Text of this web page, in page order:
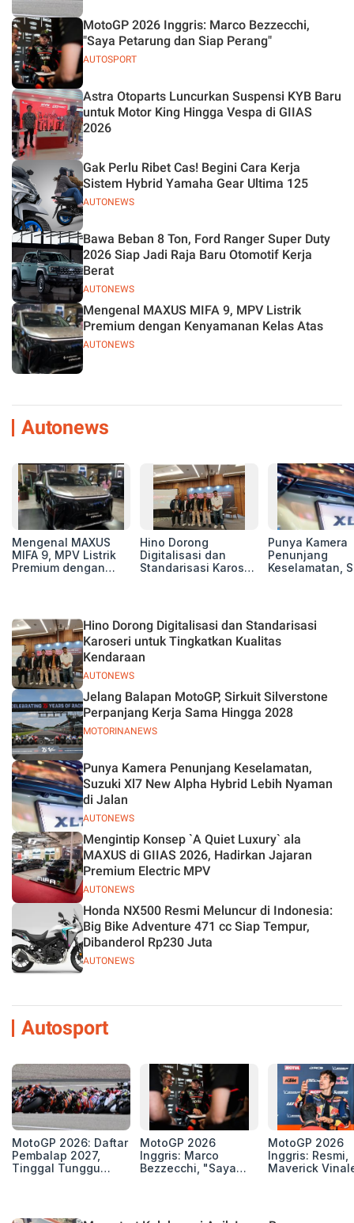
AUTOSPORT
MotoGP 2026 Inggris: Marco Bezzecchi,
"Saya Petarung dan Siap Perang"
Astra Otoparts Luncurkan Suspensi KYB Baru
untuk Motor King Hingga Vespa di GIIAS
2026
AUTONEWS
Gak Perlu Ribet Cas! Begini Cara Kerja
Sistem Hybrid Yamaha Gear Ultima 125
AUTONEWS
Bawa Beban 8 Ton, Ford Ranger Super Duty
2026 Siap Jadi Raja Baru Otomotif Kerja
Berat
AUTONEWS
Mengenal MAXUS MIFA 9, MPV Listrik
Premium dengan Kenyamanan Kelas Atas
Autonews
Mengenal MAXUS
MIFA 9, MPV Listrik
Premium dengan
Hino Dorong
Digitalisasi dan
Standarisasi Karoseri
Punya Kamera
Penunjang
Keselamatan,
AUTONEWS
Hino Dorong Digitalisasi dan Standarisasi
Karoseri untuk Tingkatkan Kualitas
Kendaraan
MOTORINANEWS
Jelang Balapan MotoGP, Sirkuit Silverstone
Perpanjang Kerja Sama Hingga 2028
AUTONEWS
Punya Kamera Penunjang Keselamatan,
Suzuki Xl7 New Alpha Hybrid Lebih Nyaman
di Jalan
AUTONEWS
Mengintip Konsep `A Quiet Luxury` ala
MAXUS di GIIAS 2026, Hadirkan Jajaran
Premium Electric MPV
AUTONEWS
Honda NX500 Resmi Meluncur di Indonesia:
Big Bike Adventure 471 cc Siap Tempur,
Dibanderol Rp230 Juta
Autosport
MotoGP 2026: Daftar
Pembalap 2027,
Tinggal Tunggu
MotoGP 2026
Inggris: Marco
Bezzecchi, "Saya
MotoGP 2026
Inggris: Resmi,
Maverick
Selanjutnya